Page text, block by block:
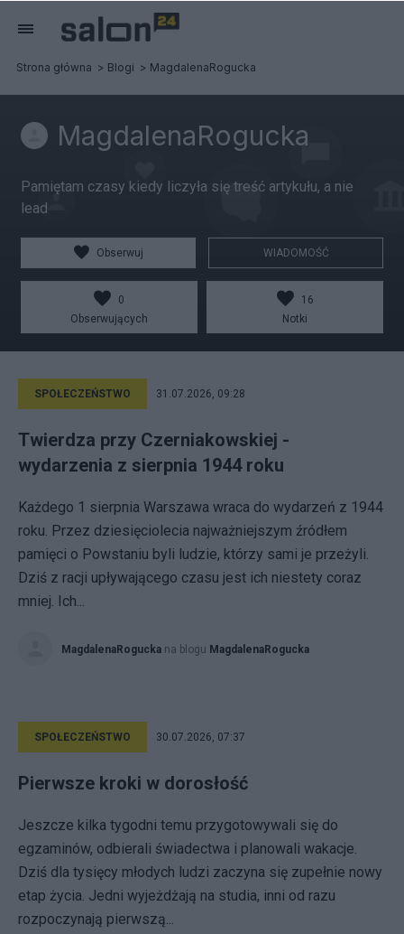
Strona główna Blogi MagdalenaRogucka
MagdalenaRogucka
Pamiętam czasy kiedy liczyła się treść artykułu, a nie
lead
Obserwuj WIADOMOŚĆ
0
Obserwujących
16
Notki
SPOŁECZEŃSTWO 31.07.2026, 09:28
Twierdza przy Czerniakowskiej -
wydarzenia z sierpnia 1944 roku
Każdego 1 sierpnia Warszawa wraca do wydarzeń z 1944
roku. Przez dziesięciolecia najważniejszym źródłem
pamięci o Powstaniu byli ludzie, którzy sami je przeżyli.
Dziś z racji upływającego czasu jest ich niestety coraz
mniej. Ich...
MagdalenaRogucka na blogu MagdalenaRogucka
SPOŁECZEŃSTWO 30.07.2026, 07:37
Pierwsze kroki w dorosłość
Jeszcze kilka tygodni temu przygotowywali się do
egzaminów, odbierali świadectwa i planowali wakacje.
Dziś dla tysięcy młodych ludzi zaczyna się zupełnie nowy
etap życia. Jedni wyjeżdżają na studia, inni od razu
rozpoczynają pierwszą...